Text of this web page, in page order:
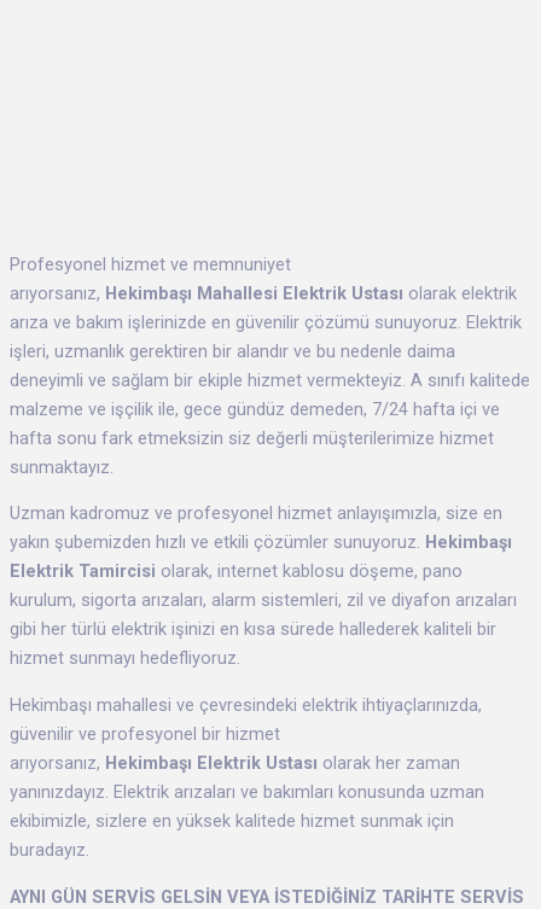
Profesyonel hizmet ve memnuniyet
arıyorsanız, Hekimbaşı Mahallesi Elektrik Ustası olarak elektrik
arıza ve bakım işlerinizde en güvenilir çözümü sunuyoruz. Elektrik
işleri, uzmanlık gerektiren bir alandır ve bu nedenle daima
deneyimli ve sağlam bir ekiple hizmet vermekteyiz. A sınıfı kalitede
malzeme ve işçilik ile, gece gündüz demeden, 7/24 hafta içi ve
hafta sonu fark etmeksizin siz değerli müşterilerimize hizmet
sunmaktayız.
Uzman kadromuz ve profesyonel hizmet anlayışımızla, size en
yakın şubemizden hızlı ve etkili çözümler sunuyoruz. Hekimbaşı
Elektrik Tamircisi olarak, internet kablosu döşeme, pano
kurulum, sigorta arızaları, alarm sistemleri, zil ve diyafon arızaları
gibi her türlü elektrik işinizi en kısa sürede hallederek kaliteli bir
hizmet sunmayı hedefliyoruz.
Hekimbaşı mahallesi ve çevresindeki elektrik ihtiyaçlarınızda,
güvenilir ve profesyonel bir hizmet
arıyorsanız, Hekimbaşı Elektrik Ustası olarak her zaman
yanınızdayız. Elektrik arızaları ve bakımları konusunda uzman
ekibimizle, sizlere en yüksek kalitede hizmet sunmak için
buradayız.
AYNI GÜN SERVİS GELSİN VEYA İSTEDİĞİNİZ TARİHTE SERVİS